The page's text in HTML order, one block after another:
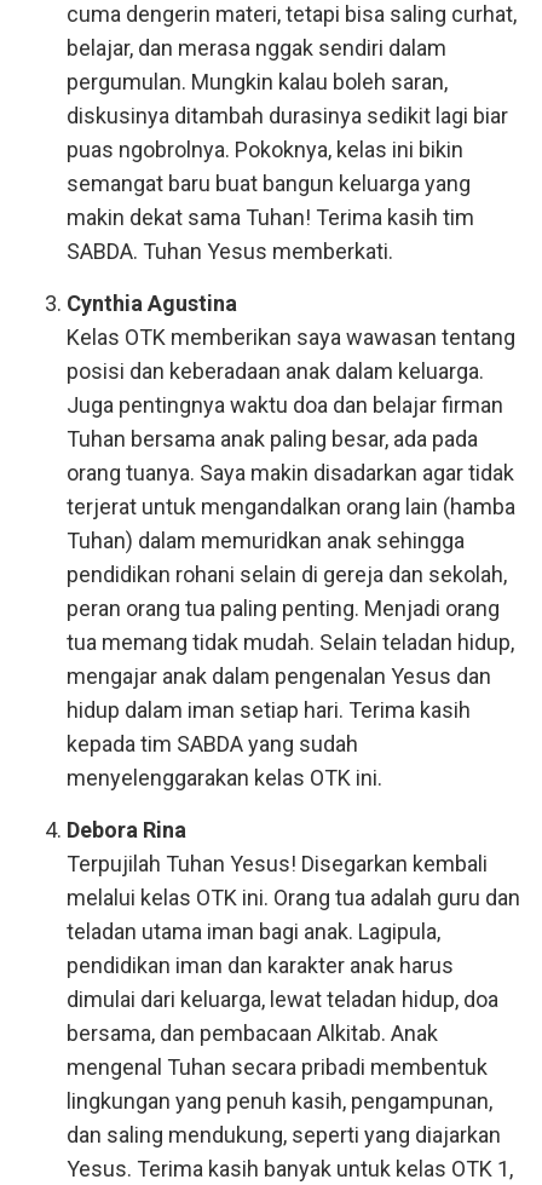
cuma dengerin materi, tetapi bisa saling curhat,
belajar, dan merasa nggak sendiri dalam
pergumulan. Mungkin kalau boleh saran,
diskusinya ditambah durasinya sedikit lagi biar
puas ngobrolnya. Pokoknya, kelas ini bikin
semangat baru buat bangun keluarga yang
makin dekat sama Tuhan! Terima kasih tim
SABDA. Tuhan Yesus memberkati.
Cynthia Agustina
Kelas OTK memberikan saya wawasan tentang
posisi dan keberadaan anak dalam keluarga.
Juga pentingnya waktu doa dan belajar firman
Tuhan bersama anak paling besar, ada pada
orang tuanya. Saya makin disadarkan agar tidak
terjerat untuk mengandalkan orang lain (hamba
Tuhan) dalam memuridkan anak sehingga
pendidikan rohani selain di gereja dan sekolah,
peran orang tua paling penting. Menjadi orang
tua memang tidak mudah. Selain teladan hidup,
mengajar anak dalam pengenalan Yesus dan
hidup dalam iman setiap hari. Terima kasih
kepada tim SABDA yang sudah
menyelenggarakan kelas OTK ini.
Debora Rina
Terpujilah Tuhan Yesus! Disegarkan kembali
melalui kelas OTK ini. Orang tua adalah guru dan
teladan utama iman bagi anak. Lagipula,
pendidikan iman dan karakter anak harus
dimulai dari keluarga, lewat teladan hidup, doa
bersama, dan pembacaan Alkitab. Anak
mengenal Tuhan secara pribadi membentuk
lingkungan yang penuh kasih, pengampunan,
dan saling mendukung, seperti yang diajarkan
Yesus. Terima kasih banyak untuk kelas OTK 1,